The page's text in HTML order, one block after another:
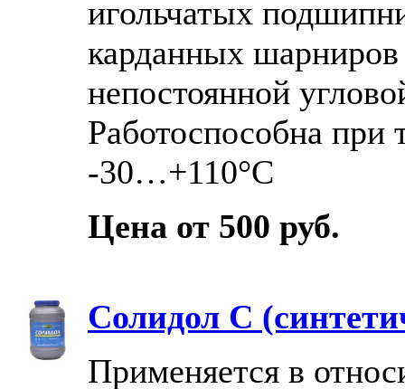
игольчатых
карданных шарниров
непостоянной
Работоспособна при
-30…+110°С
Цена от 500 руб.
Солидол С
Применяется в